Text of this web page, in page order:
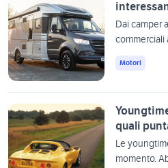
Dai camper
commerciali
Motori
quali
Le
momento.